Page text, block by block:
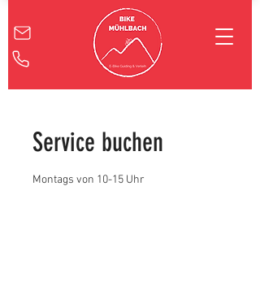
Service buchen
Montags von 10-15 Uhr